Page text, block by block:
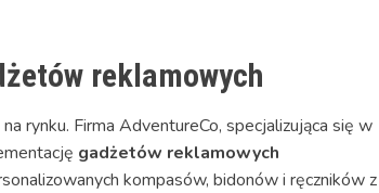
reklamowych
rynku. Firma AdventureCo, specjalizująca się w
gadżetów reklamowych
kompasów, bidonów i ręczników z